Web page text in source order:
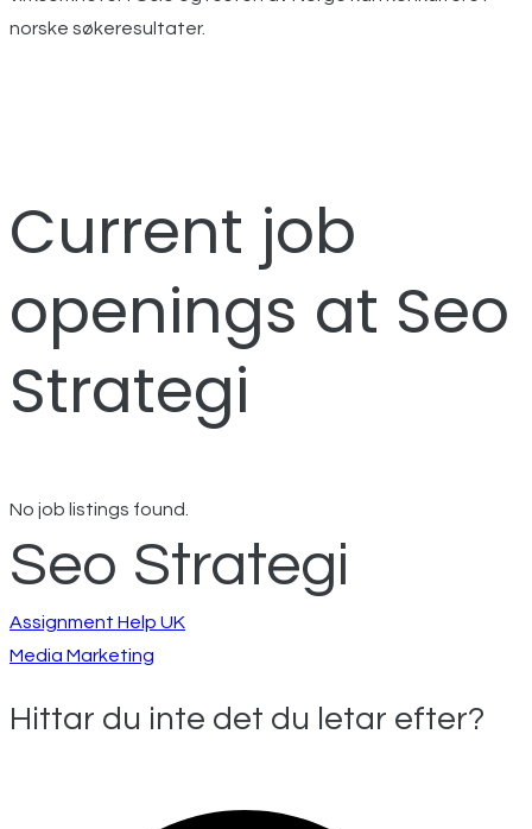
norske søkeresultater.
Current job
openings at Seo
Strategi
No job listings found.
Seo Strategi
Assignment Help UK
Media Marketing
Hittar du inte det du letar efter?